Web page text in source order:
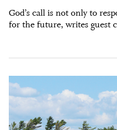
God’s call is not only to
for the future, writes guest